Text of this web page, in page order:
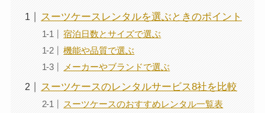
スーツケースレンタルを選ぶときのポイント
宿泊日数とサイズで選ぶ
機能や品質で選ぶ
メーカーやブランドで選ぶ
スーツケースのレンタルサービス8社を比較
スーツケースのおすすめレンタル一覧表